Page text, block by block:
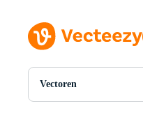
Vectoren
Alle Afbeeldingen